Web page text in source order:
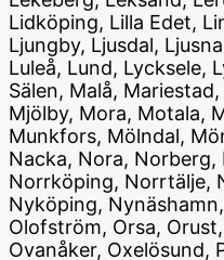
Lidköping, Lilla Edet,
Ljungby, Ljusdal,
Luleå, Lund, Lycksele,
Sälen, Malå,
Mjölby, Mora, Motala,
Munkfors, Mölndal,
Nacka, Nora,
Norrköping, Norrtälje,
Nyköping,
Olofström, Orsa,
Ovanåker, Oxelösund,